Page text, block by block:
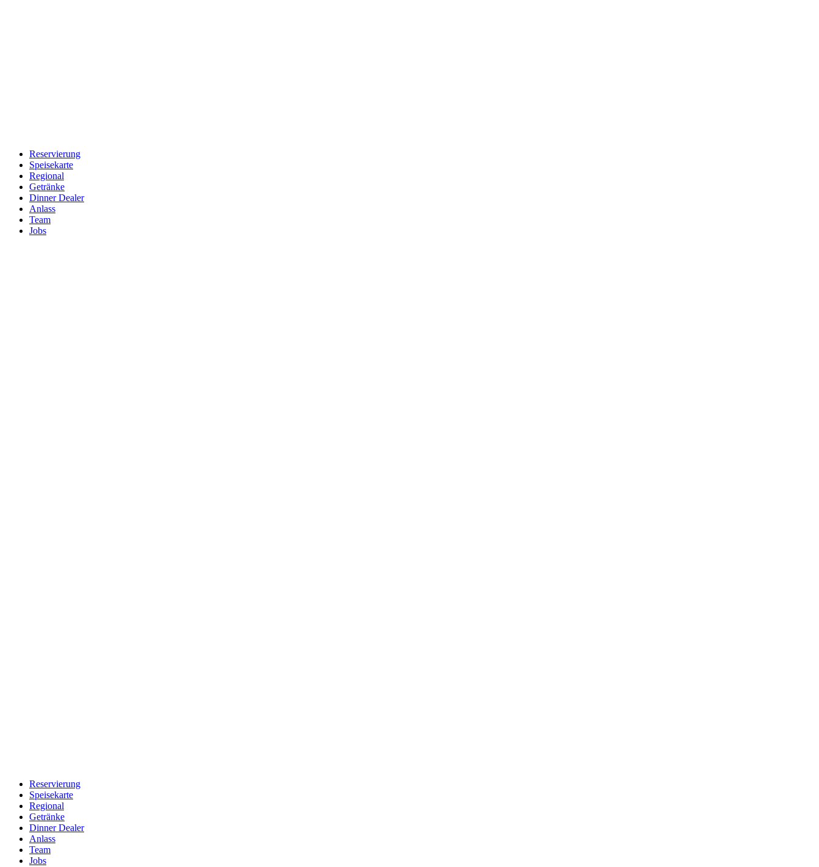
Reservierung
Speisekarte
Regional
Getränke
Dinner Dealer
Anlass
Team
Jobs
Reservierung
Speisekarte
Regional
Getränke
Dinner Dealer
Anlass
Team
Jobs